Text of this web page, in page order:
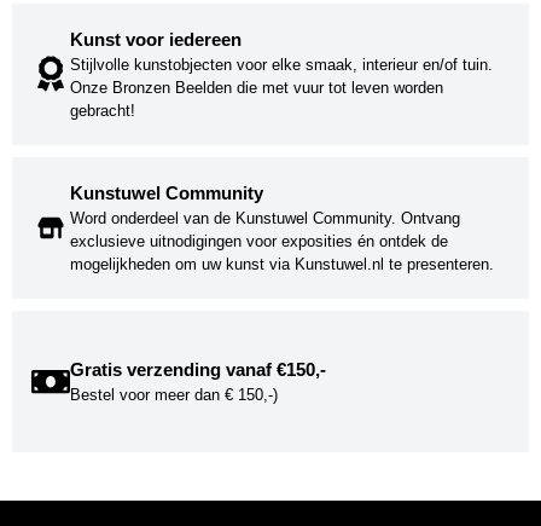
Kunst voor iedereen
Stijlvolle kunstobjecten voor elke smaak, interieur en/of tuin.
Onze Bronzen Beelden die met vuur tot leven worden
gebracht!
Kunstuwel Community
Word onderdeel van de Kunstuwel Community. Ontvang
exclusieve uitnodigingen voor exposities én ontdek de
mogelijkheden om uw kunst via Kunstuwel.nl te presenteren.
Gratis verzending vanaf €150,-
Bestel voor meer dan € 150,-)